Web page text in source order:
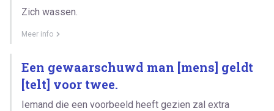
Zich wassen.
Meer info
Een gewaarschuwd man [mens] geldt
[telt] voor twee.
Iemand die een voorbeeld heeft gezien zal extra